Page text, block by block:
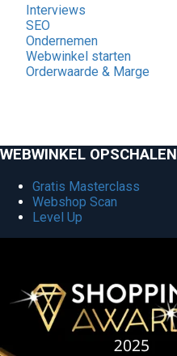
Interviews
SEO
Ondernemen
Webwinkel starten
Orderwaarde & Marge
WEBWINKEL OPSCHALEN
Gratis Masterclass
Webshop Scan
Level Up